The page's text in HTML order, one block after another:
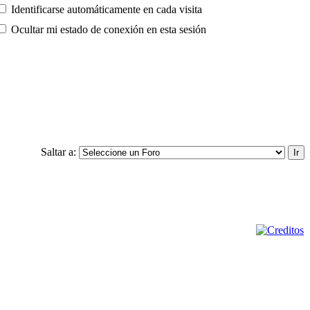
Identificarse automáticamente en cada visita
Ocultar mi estado de conexión en esta sesión
Saltar a: